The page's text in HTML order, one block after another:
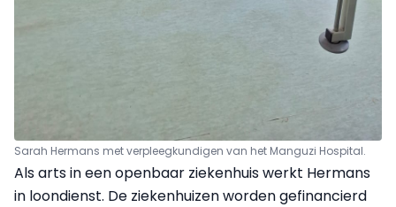
Sarah Hermans met verpleegkundigen van het Manguzi Hospital.
Als arts in een openbaar ziekenhuis werkt Hermans
in loondienst. De ziekenhuizen worden gefinancierd